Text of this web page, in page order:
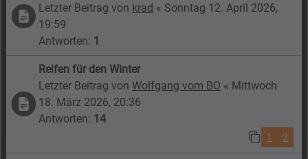
Letzter Beitrag von krad « Sonntag 12. April 2026,
19:59
Antworten: 1
Reifen für den Winter
Letzter Beitrag vonWolfgang vom BO « Mittwoch
18. März 2026, 20:36
Antworten: 14
1 2